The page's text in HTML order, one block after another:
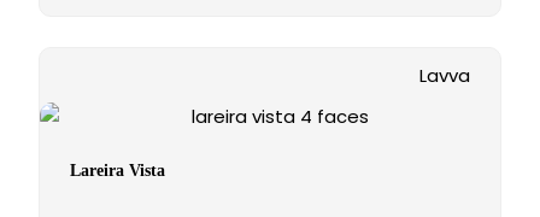
Lareira Vista
Lavva